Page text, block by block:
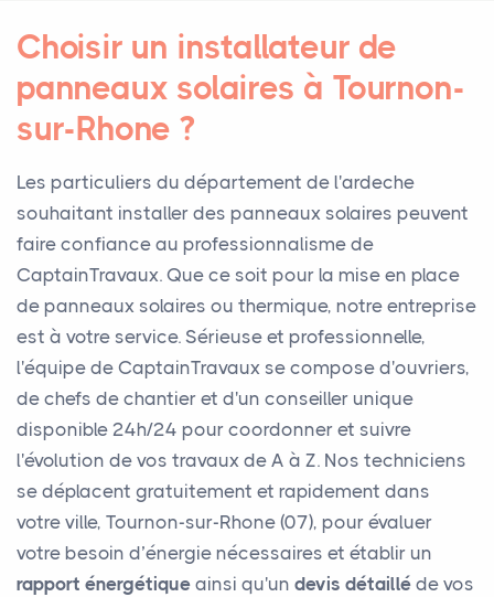
Choisir un installateur de
panneaux solaires à Tournon-
sur-Rhone ?
Les particuliers du département de l'ardeche
souhaitant installer des panneaux solaires peuvent
faire confiance au professionnalisme de
CaptainTravaux. Que ce soit pour la mise en place
de panneaux solaires ou thermique, notre entreprise
est à votre service. Sérieuse et professionnelle,
l'équipe de CaptainTravaux se compose d'ouvriers,
de chefs de chantier et d'un conseiller unique
disponible 24h/24 pour coordonner et suivre
l'évolution de vos travaux de A à Z. Nos techniciens
se déplacent gratuitement et rapidement dans
votre ville, Tournon-sur-Rhone (07), pour évaluer
votre besoin d’énergie nécessaires et établir un
rapport énergétique ainsi qu'un devis détaillé de vos